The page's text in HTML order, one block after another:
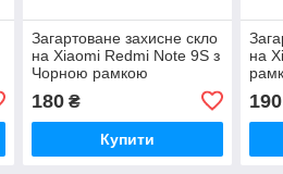
Загартоване захисне скло
на Xiaomi Redmi Note 9S з
Чорною рамкою
180₴
Купити
на
190